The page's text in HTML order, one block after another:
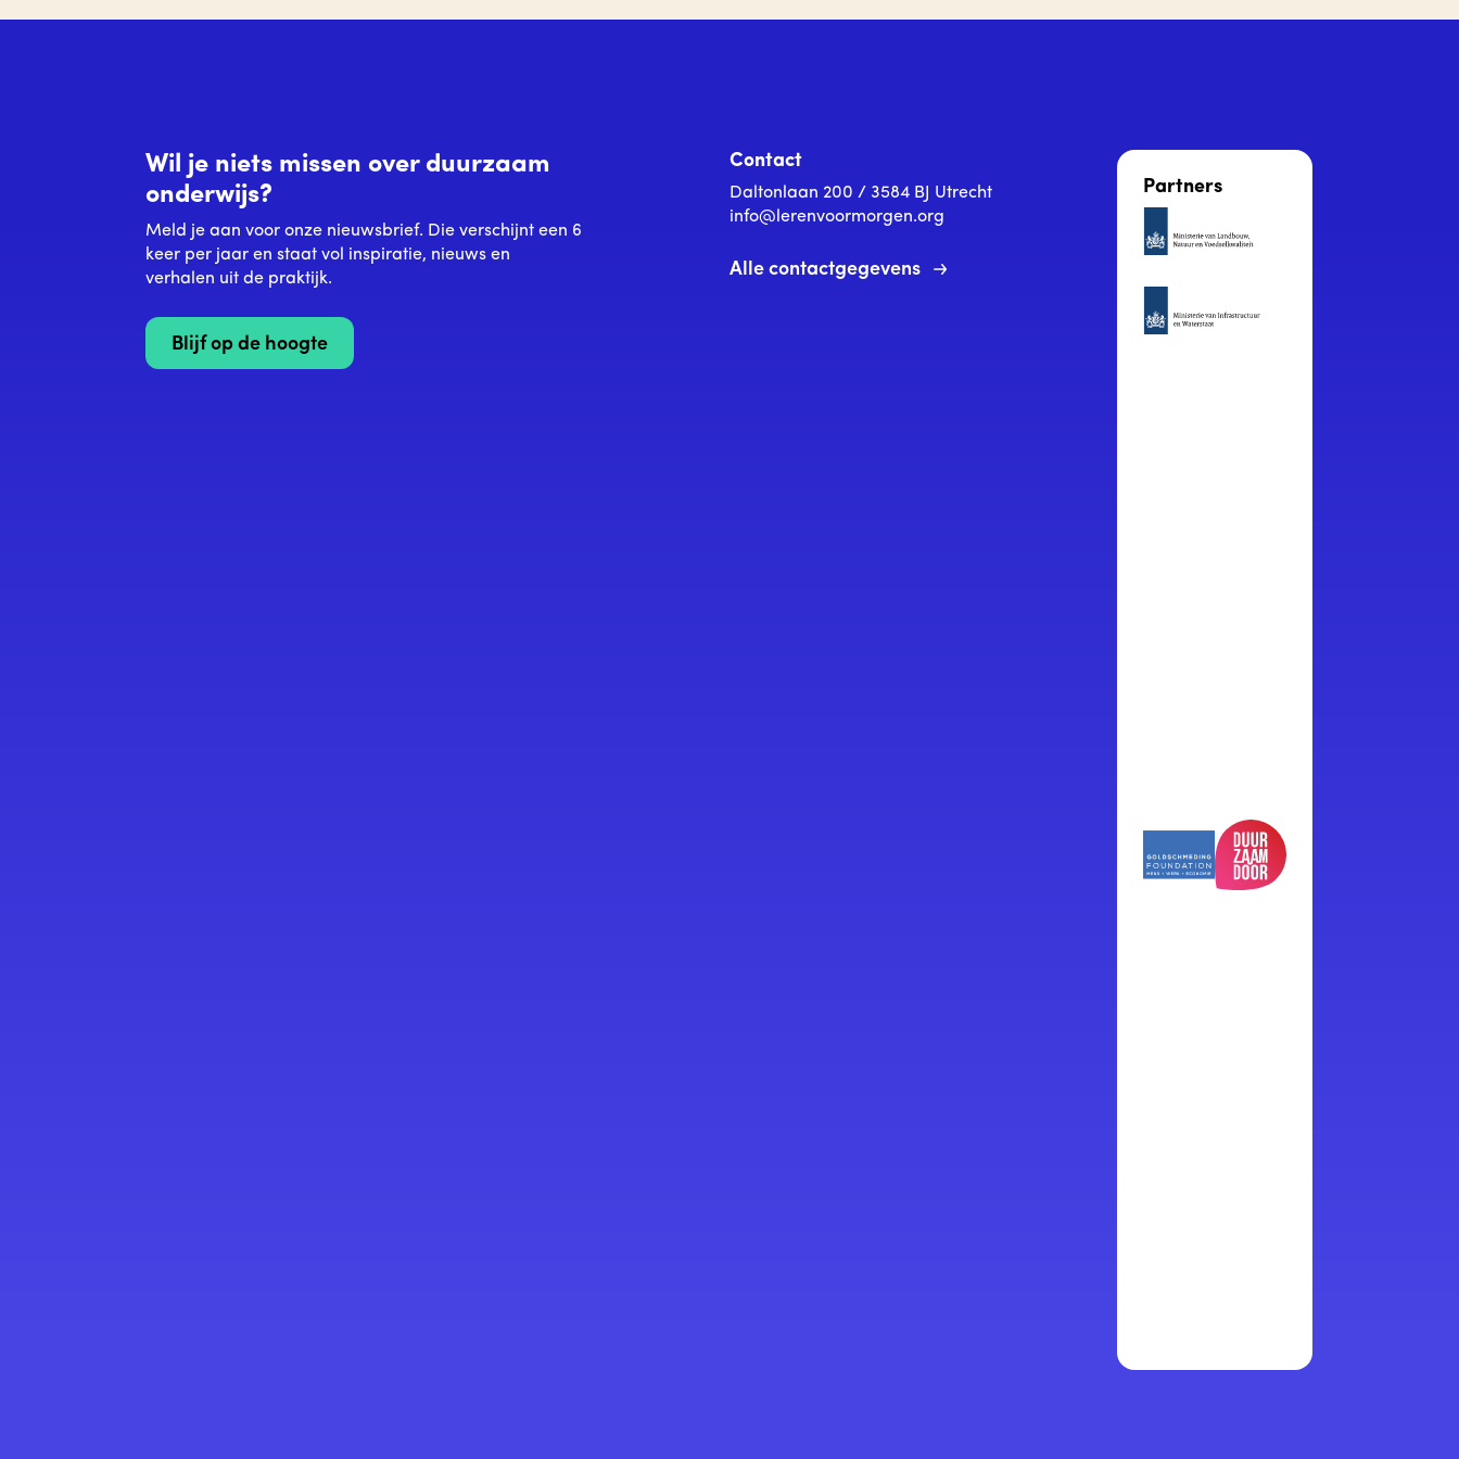
Wil je niets missen over duurzaam
onderwijs?
Meld je aan voor onze nieuwsbrief. Die verschijnt een 6
keer per jaar en staat vol inspiratie, nieuws en
verhalen uit de praktijk.
Blijf op de hoogte
Contact
Daltonlaan 200 / 3584 BJ Utrecht
info@lerenvoormorgen.org
Alle contactgegevens
Partners